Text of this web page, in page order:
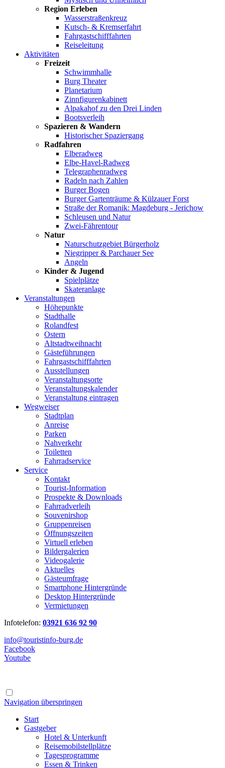
Region Erleben
Wasserstraßenkreuz
Kutsch- & Kremserfahrt
Fahrgastschifffahrten
Reiseleitung
Aktivitäten
Freizeit
Schwimmhalle
Burg Theater
Planetarium
Zinnfigurenkabinett
Alpakahof zu den Drei Linden
Bootsverleih
Spazieren & Wandern
Historischer Spaziergang
Radfahren
Elberadweg
Elbe-Havel-Radweg
Telegraphenradweg
Radeln nach Zahlen
Burger Bogen
Burger Gartenträume & Külzauer Forst
Straße der Romanik: Magdeburg - Jerichow
Schleusen und Natur
Zwei-Fährentour
Natur
Naturschutzgebiet Bürgerholz
Niegripper & Parchauer See
Angeln
Kinder & Jugend
Spielplätze
Skateranlage
Veranstaltungen
Höhepunkte
Stadthalle
Rolandfest
Ostern
Altstadtweihnacht
Gästeführungen
Fahrgastschifffahrten
Ausstellungen
Veranstaltungsorte
Veranstaltungskalender
Veranstaltung eintragen
Wegweiser
Stadtplan
Anreise
Parken
Nahverkehr
Toiletten
Fahrradservice
Service
Kontakt
Tourist-Information
Prospekte & Downloads
Fahrradverleih
Souvenirshop
Gruppenreisen
Öffnungszeiten
Virtuell erleben
Bildergalerien
Videogalerie
Aktuelles
Gästeumfrage
Smartphone Hintergründe
Desktop Hintergründe
Vermietungen
Infotelefon: 03921 636 92 90
info@touristinfo-burg.de
Facebook
Youtube
Navigation überspringen
Start
Gastgeber
Hotel & Unterkunft
Reisemobilstellplätze
Tagesprogramme
Essen & Trinken